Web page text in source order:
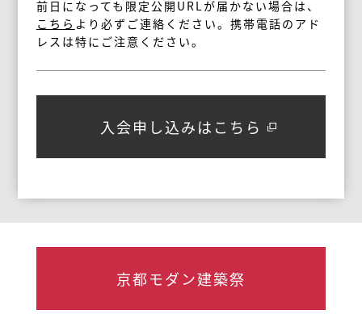
前日になっても限定公開URLが届かない場合は、
こちら より必ずご連絡ください。携帯電話のアド
レスは特にご注意ください。
入会申し込みはこちら
京都モダン建築祭